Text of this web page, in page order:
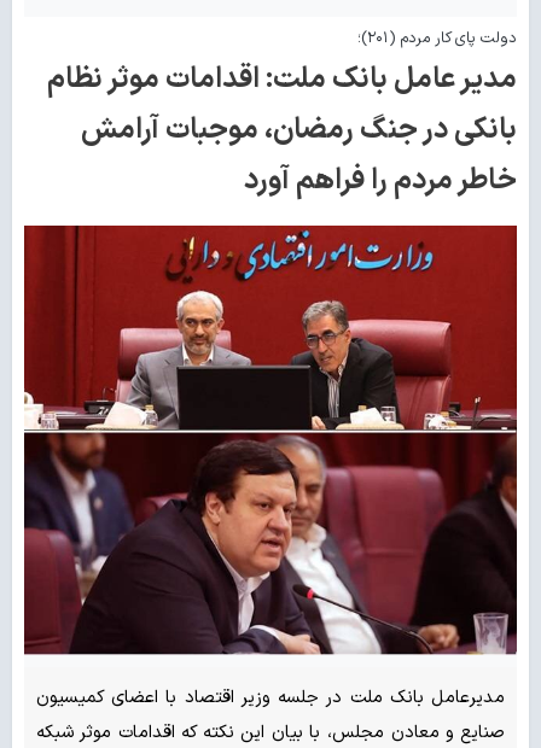
دولت پای کار مردم (۲۰۱)؛
مدیر عامل بانک ملت: اقدامات موثر نظام
بانکی در جنگ رمضان، موجبات آرامش
خاطر مردم را فراهم آورد
مدیرعامل بانک ملت در جلسه وزیر اقتصاد با اعضای کمیسیون
صنایع و معادن مجلس، با بیان این نکته که اقدامات موثر شبکه